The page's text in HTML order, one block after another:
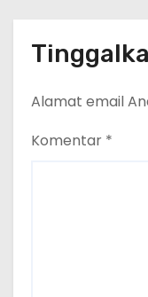
Alamat email
Komentar *